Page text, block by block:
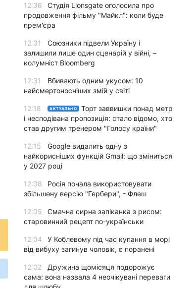
12:36
Студія Lionsgate оголосила про
продовження фільму "Майкл": коли буде
прем'єра
12:31
Союзники підвели Україну і
залишили лише один сценарій у війні, –
колумніст Bloomberg
12:31
Вбивають одним укусом: 10
найсмертоносніших змій у світі
12:18 АКТУАЛЬНО
Торт заввишки понад метр
і несподівана пропозиція: стало відомо, хто
став другим тренером "Голосу країни"
12:15
Google видалить одну з
найкорисніших функцій Gmail: що зміниться
у 2027 році
12:08
Росія почала використовувати
збільшену версію "Гербери", - Флеш
12:05
Смачна сирна запіканка з рисом:
старовинний рецепт по-українськи
12:04
У Коблевому під час купання в морі
від вибуху загинув чоловік, є поранені
12:02
Дружина щомісяця подорожує
сама: вона назвала 4 неочікувані переваги